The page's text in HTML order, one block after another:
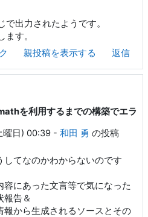
で出力されたようです。
す。
親投稿を表示する 返信
信を利用するまでの構築でエラ
曜日) 00:39- 和田 勇 の投稿
してなのかわからないのです
容にあった文言等で気になった
報告＆
報から生成されるソースとその